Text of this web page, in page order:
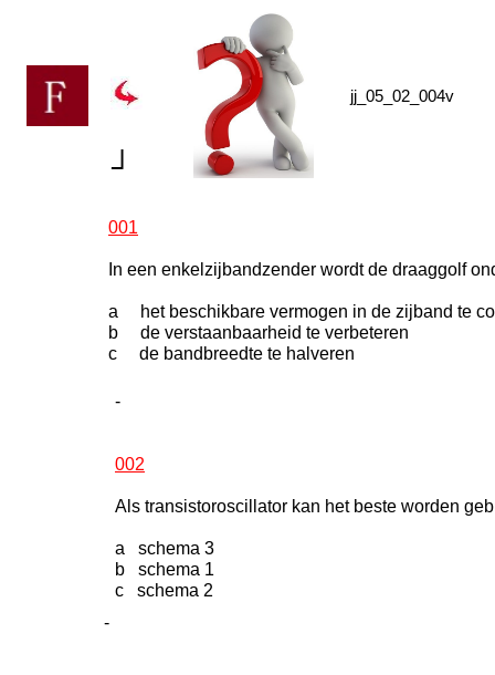
jj_05_02_004v
-
002
Als transistoroscillator kan het beste worden
a schema 3
b schema 1
c schema 2
-
001
In een enkelzijbandzender wordt de draaggolf
a het beschikbare vermogen in de zijband te
b de verstaanbaarheid te verbeteren
c de bandbreedte te halveren
┘